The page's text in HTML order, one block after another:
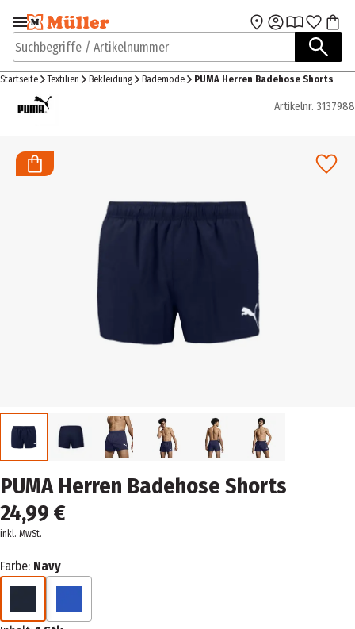
Zur Navigation
springen
Zum Hauptinhalt
Suchbegriffe / Artikelnummer
Startseite Textilien Bekleidung Bademode PUMA Herren Badehose Shorts
Artikelnr. 3137988
PUMA Herren Badehose Shorts
24,99 €
inkl. MwSt.
Farbe: Navy